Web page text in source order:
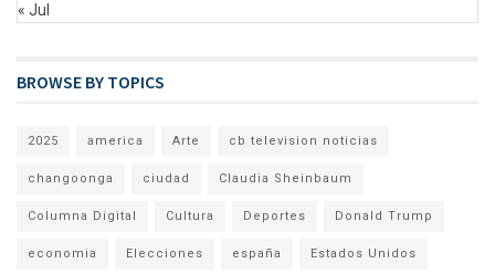
« Jul
BROWSE BY TOPICS
2025 america Arte cb television noticias
changoonga ciudad Claudia Sheinbaum
Columna Digital Cultura Deportes Donald Trump
economia Elecciones españa Estados Unidos